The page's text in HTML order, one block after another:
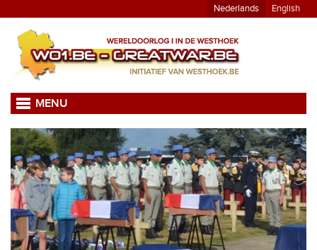
Nederlands English
MENU